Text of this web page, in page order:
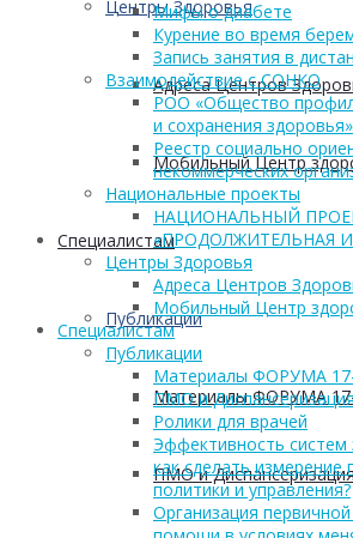
Центры Здоровья
Адреса Центров
Мобильный Центр
Cпециалистам
Публикации
Материалы ФОРУМА
ПМО и
Мифы о диабете
Курение во время
Запись занятия в
Взаимодействие с СОНКО
РОО «Общество
и сохранения здоровья»
Реестр социально
некоммерческих
Национальные проекты
НАЦИОНАЛЬНЫЙ
«ПРОДОЛЖИТЕЛЬНАЯ
Центры Здоровья
Адреса Центров
Мобильный Центр
Cпециалистам
Публикации
Материалы ФОРУМА
ПМО и
Ролики для врачей
Эффективность систем
как сделать измерение
политики и управления?
Организация